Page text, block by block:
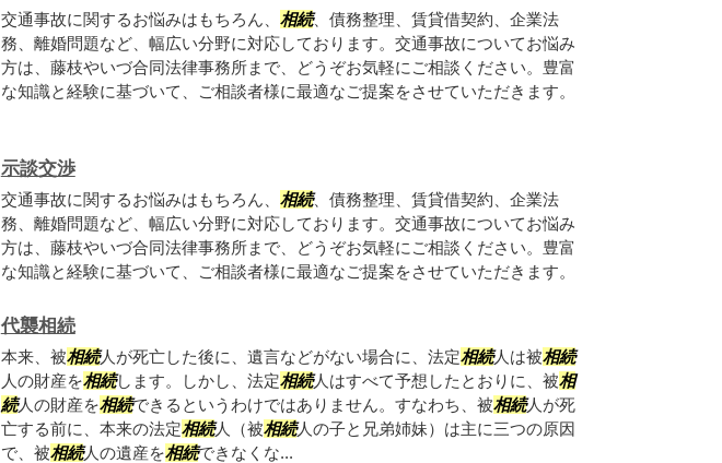
交通事故に関するお悩みはもちろん、 相続、債務整理、賃貸借契約、企業法
務、離婚問題など、幅広い分野に対応しております。交通事故についてお悩み
方は、藤枝やいづ合同法律事務所まで、どうぞお気軽にご相談ください。豊富
な知識と経験に基づいて、ご相談者様に最適なご提案をさせていただきます。
示談交渉
交通事故に関するお悩みはもちろん、 相続、債務整理、賃貸借契約、企業法
務、離婚問題など、幅広い分野に対応しております。交通事故についてお悩み
方は、藤枝やいづ合同法律事務所まで、どうぞお気軽にご相談ください。豊富
な知識と経験に基づいて、ご相談者様に最適なご提案をさせていただきます。
代襲相続
本来、被相続人が死亡した後に、遺言などがない場合に、法定相続人は被相続
人の財産を相続します。しかし、法定相続人はすべて予想したとおりに、被相
続人の財産を相続できるというわけではありません。すなわち、被相続人が死
亡する前に、本来の法定相続人（被相続人の子と兄弟姉妹）は主に三つの原因
で、被相続人の遺産を相続できなくな...